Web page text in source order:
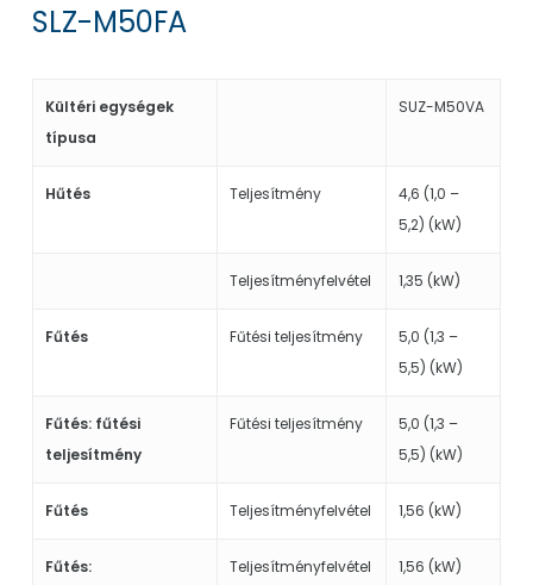
SLZ-M50FA
Kültéri egységek
típusa
SUZ-M50VA
Hűtés Teljesítmény
4,6 (1,0 –
5,2) (kW)
Teljesítményfelvétel 1,35 (kW)
Fűtés Fűtési teljesítmény
5,0 (1,3 –
5,5) (kW)
Fűtés: fűtési
teljesítmény
Fűtési teljesítmény
5,0 (1,3 –
5,5) (kW)
Fűtés Teljesítményfelvétel 1,56 (kW)
Fűtés:
Teljesítményfelvétel 1,56 (kW)